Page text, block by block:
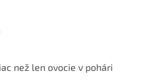
než len ovocie v pohári